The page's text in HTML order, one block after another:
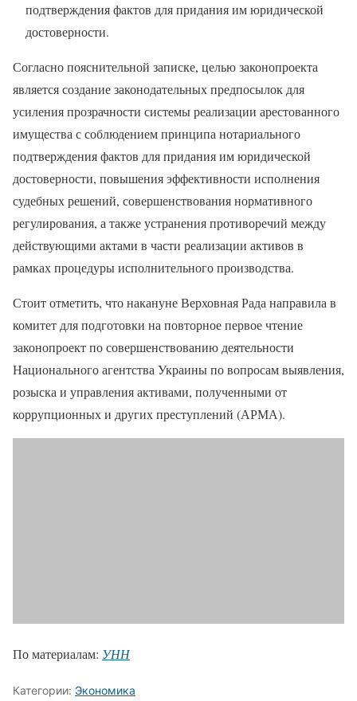
подтверждения фактов для придания им юридической
достоверности.
Согласно пояснительной записке, целью законопроекта
является создание законодательных предпосылок для
усиления прозрачности системы реализации арестованного
имущества с соблюдением принципа нотариального
подтверждения фактов для придания им юридической
достоверности, повышения эффективности исполнения
судебных решений, совершенствования нормативного
регулирования, а также устранения противоречий между
действующими актами в части реализации активов в
рамках процедуры исполнительного производства.
Стоит отметить, что накануне Верховная Рада направила в
комитет для подготовки на повторное первое чтение
законопроект по совершенствованию деятельности
Национального агентства Украины по вопросам выявления,
розыска и управления активами, полученными от
коррупционных и других преступлений (АРМА).
По материалам: УНН
Категории: Экономика